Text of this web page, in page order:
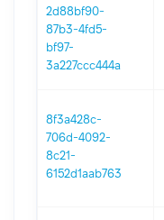
2d88bf90-
87b3-4fd5-
bf97-
3a227ccc444a
8f3a428c-
706d-4092-
8c21-
6152d1aab763